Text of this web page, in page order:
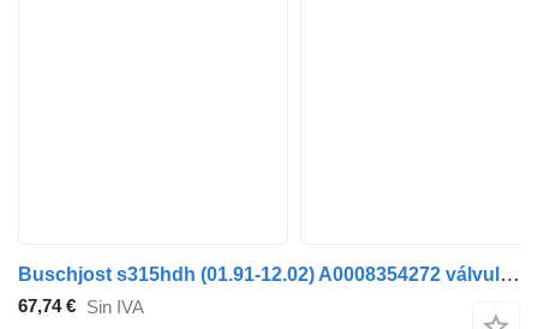
Buschjost s315hdh (01.91-12.02) A0008354272 válvula neumática para Setra Series 300 (1991-2002) autobús
67,74 € Sin IVA